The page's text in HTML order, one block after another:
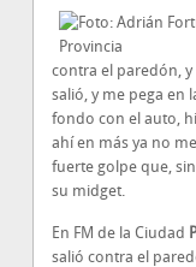
contra el paredón,
salió, y me pega en
fondo con el auto,
ahí en más ya no
fuerte golpe que,
su midget.
En FM de la Ciudad
salió contra el